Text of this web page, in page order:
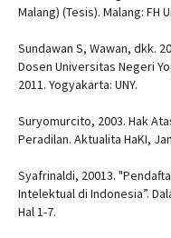
Malang) (Tesis). Malang: FH
Sundawan S, Wawan, dkk.
Dosen Universitas Negeri
2011. Yogyakarta: UNY.
Suryomurcito, 2003. Hak
Peradilan. Aktualita HaKI,
Syafrinaldi, 20013.
Intelektual di Indonesia”.
Hal 1-7.